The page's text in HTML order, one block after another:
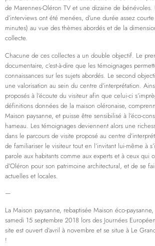
de Marennes-Oléron TV et une dizaine de bénévoles.
d’interviews ont été menées, d’une durée assez
minutes) au vue des thèmes abordés et de la
collecte.
Chacune de ces collectes a un double objectif. Le
documentaire, c’est-à-dire que les témoignages
connaissances sur les sujets abordés. Le second
une valorisation au sein du centre d’interprétation.
proposés à l’écoute du visiteur afin que celui-ci
définitions données de la maison oléronaise,
Maison paysanne, et puisse être sensibilisé à l’éco-
hameau. Les témoignages deviennent alors une
dans le parcours de visite proposé au centre
de familiariser le visiteur tout en l’invitant lui-même à
parole aux habitants comme aux experts et à ceux qui
d’Oléron pour son patrimoine architectural, et de se
actuelles et locales.
—
La Maison paysanne, rebaptisée Maison éco-
samedi 15 septembre 2018 lors des Journées
site est ouvert d’avril à novembre et se situe à Le
!